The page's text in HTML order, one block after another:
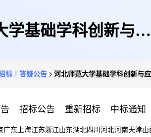
学基础学科创新与应
标｜答疑公告 河北师范大学基础学科创新与
招标公告 重新招标 中标通知
广东 上海江苏浙江山东湖北四川 河北河南天津山